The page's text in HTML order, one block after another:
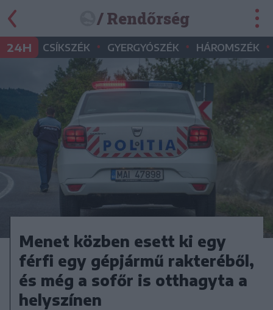
/ Rendőrség
24H CSÍKSZÉK • GYERGYÓSZÉK • HÁROMSZÉK •
Menet közben esett ki egy
férfi egy gépjármű rakteréből,
és még a sofőr is otthagyta a
helyszínen